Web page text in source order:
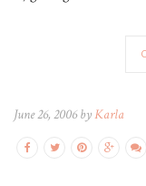
June 26, 2006 byKarla